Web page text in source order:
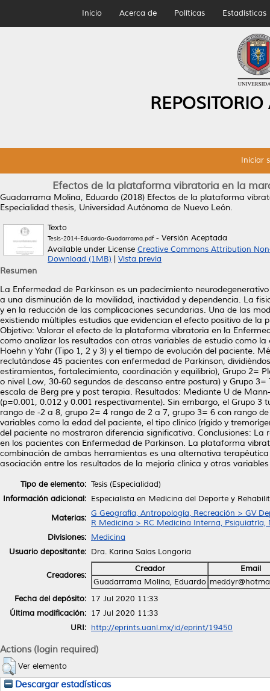
Inicio Acerca de Políticas Estadísticas
Iniciar
Efectos de la plataforma vibratoria en la
Guadarrama Molina, Eduardo (2018) Efectos de la plataforma
Especialidad thesis, Universidad Autónoma de Nuevo León.
Texto
Tesis-2014-Eduardo-Guadarrama.pdf- Versión Aceptada
Available under License Creative Commons Attribution
Download (1MB)
Vista previa
Resumen
La Enfermedad de Parkinson es un padecimiento
a una disminución de la movilidad, inactividad y dependencia. La
y en la reducción de las complicaciones secundarias. Una de las
existiendo múltiples estudios que evidencian el efecto positivo de
Objetivo: Valorar el efecto de la plataforma vibratoria en la
como analizar los resultados con otras variables de estudio como
Hoehn y Yahr (Tipo 1, 2 y 3) y el tiempo de evolución del paciente.
reclutándose 45 pacientes con enfermedad de Parkinson,
estiramientos, fortalecimiento, coordinación y equilibrio), Grupo 2=
o nivel Low, 30-60 segundos de descanso entre postura) y Grupo
escala de Berg pre y post terapia. Resultados: Mediante U de
(p=0.001, 0.012 y 0.001 respectivamente). Sin embargo, el Grupo
rango de -2 a 8, grupo 2= 4 rango de 2 a 7, grupo 3= 6 con rango
variables como la edad del paciente, el tipo clínico (rígido y
del paciente no mostraron diferencia significativa. Conclusiones:
en los pacientes con Enfermedad de Parkinson. La plataforma
combinación de ambas herramientas es una alternativa
asociación entre los resultados de la mejoría clínica y otras
Tipo de elemento: Tesis (Especialidad)
Información adicional: Especialista en Medicina del Deporte y
Materias: G Geografía, Antropología, Recreación > GV
R Medicina > RC Medicina Interna, Psiquiatría,
Divisiones: Medicina
Usuario depositante: Dra. Karina Salas Longoria
Creadores:
Creador
Email
Guadarrama Molina, Eduardo
Fecha del depósito: 17 Jul 2020 11:33
Última modificación: 17 Jul 2020 11:33
URI: http://eprints.uanl.mx/id/eprint/19450
Actions (login required)
Ver elemento
Descargar estadísticas